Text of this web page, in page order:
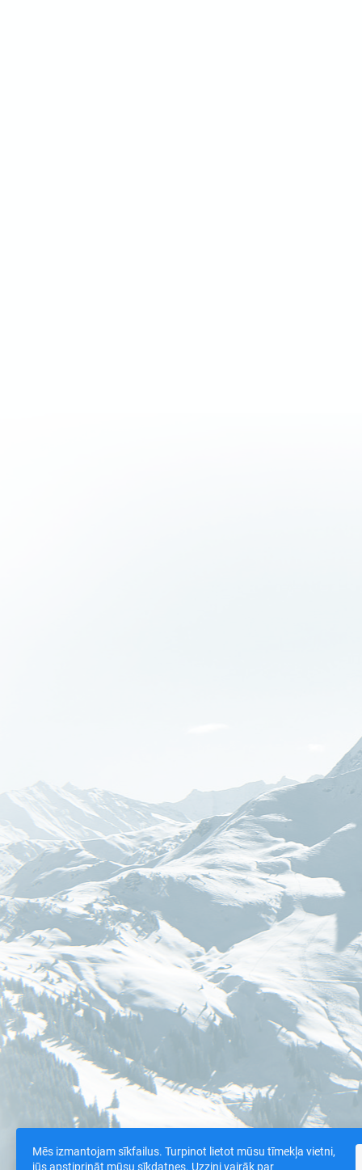
Mēs izmantojam sīkfailus. Turpinot lietot mūsu tīmekļa vietni,
jūs apstiprināt mūsu sīkdatnes. Uzzini vairāk par